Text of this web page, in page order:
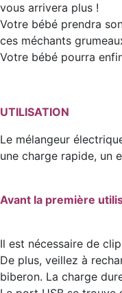
vous arrivera plus !
Votre bébé prendra
ces méchants
Votre bébé pourra
UTILISATION
Le mélangeur
une charge rapide, un
Avant la première
Il est nécessaire de
De plus, veillez à
biberon. La charge